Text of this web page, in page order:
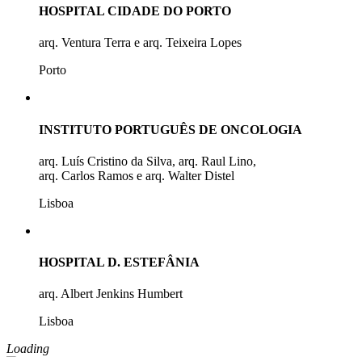
HOSPITAL CIDADE DO PORTO
arq. Ventura Terra e arq. Teixeira Lopes
Porto
INSTITUTO PORTUGUÊS DE ONCOLOGIA
arq. Luís Cristino da Silva, arq. Raul Lino,
arq. Carlos Ramos e arq. Walter Distel
Lisboa
HOSPITAL D. ESTEFÂNIA
arq. Albert Jenkins Humbert
Lisboa
Loading